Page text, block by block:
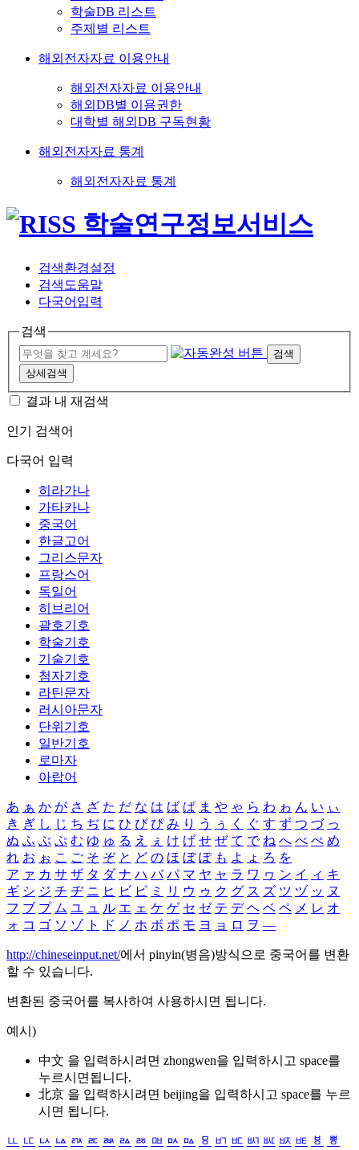
학술DB 리스트
주제별 리스트
해외전자자료 이용안내
해외전자자료 이용안내
해외DB별 이용권한
대학별 해외DB 구독현황
해외전자자료 통계
해외전자자료 통계
검색환경설정
검색도움말
다국어입력
검색
검색
상세검색
결과 내 재검색
인기 검색어
다국어 입력
히라가나
가타카나
중국어
한글고어
그리스문자
프랑스어
독일어
히브리어
괄호기호
학술기호
기술기호
첨자기호
라틴문자
러시아문자
단위기호
일반기호
로마자
아랍어
あ ぁ か が さ ざ た だ な は ば ぱ ま や ゃ ら わ ゎ ん い ぃ
き ぎ し じ ち ぢ に ひ び ぴ み り う ぅ く ぐ す ず つ づ っ
ぬ ふ ぶ ぷ む ゆ ゅ る え ぇ け げ せ ぜ て で ね へ べ ぺ め
れ お ぉ こ ご そ ぞ と ど の ほ ぼ ぽ も よ ょ ろ を
ア ァ カ サ ザ タ ダ ナ ハ バ パ マ ヤ ャ ラ ワ ヮ ン イ ィ キ
ギ シ ジ チ ヂ ニ ヒ ビ ピ ミ リ ウ ゥ ク グ ス ズ ツ ヅ ッ ヌ
フ ブ プ ム ユ ュ ル エ ェ ケ ゲ セ ゼ テ デ ヘ ベ ペ メ レ オ
ォ コ ゴ ソ ゾ ト ド ノ ホ ボ ポ モ ヨ ョ ロ ヲ ―
http://chineseinput.net/에서 pinyin(병음)방식으로 중국어를 변환
할 수 있습니다.
변환된 중국어를 복사하여 사용하시면 됩니다.
예시)
中文 을 입력하시려면 zhongwen을 입력하시고 space를
누르시면됩니다.
北京 을 입력하시려면 beijing을 입력하시고 space를 누르
시면 됩니다.
ㅥ ㅦ ㅧ ㅨ ㅩ ㅪ ㅫ ㅬ ㅭ ㅮ ㅯ ㅰ ㅱ ㅲ ㅳ ㅴ ㅵ ㅶ ㅷ ㅸ
ㅹ